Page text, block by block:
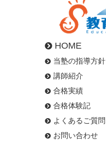
HOME
当塾の指導方針
講師紹介
合格実績
合格体験記
よくあるご質問
お問い合わせ